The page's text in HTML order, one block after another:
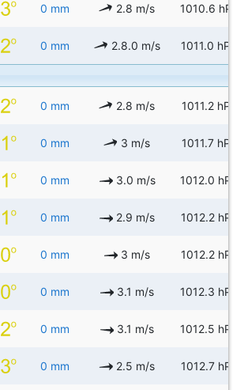
0 mm 2.8 m/s 1010.6 hPa
0 mm 2.8.0 m/s 1011.0 hPa
0 mm 2.8 m/s 1011.2 hPa
0 mm 3 m/s 1011.7 hPa
0 mm 3.0 m/s 1012.0 hPa
0 mm 2.9 m/s 1012.2 hPa
0 mm 3 m/s 1012.2 hPa
0 mm 3.1 m/s 1012.3 hPa
0 mm 3.1 m/s 1012.5 hPa
0 mm 2.5 m/s 1012.7 hPa